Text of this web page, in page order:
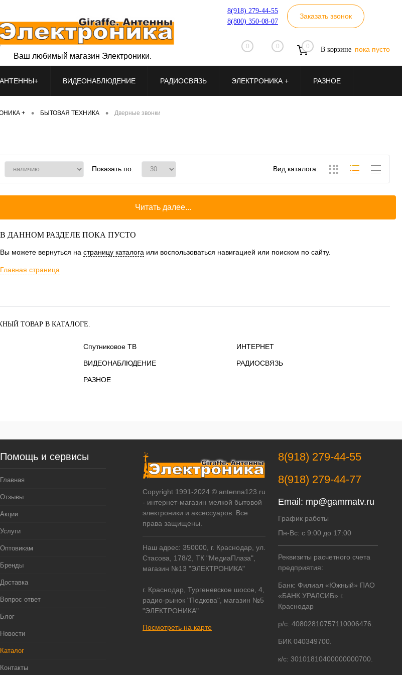
8(918) 279-44-55
8(800) 350-08-07
Заказать звонок
0 0 0 В корзине пока пусто
Ваш любимый магазин Электроники.
АНТЕННЫ+ ВИДЕОНАБЛЮДЕНИЕ РАДИОСВЯЗЬ ЭЛЕКТРОНИКА + РАЗНОЕ
+ • БЫТОВАЯ ТЕХНИКА • Дверные звонки
Показать по: Вид каталога:
Читать далее...
В ДАННОМ РАЗДЕЛЕ ПОКА ПУСТО
Вы можете вернуться на страницу каталога или воспользоваться навигацией или поиском по сайту.
Главная страница
ТОВАР В КАТАЛОГЕ.
Спутниковое ТВ ИНТЕРНЕТ
ВИДЕОНАБЛЮДЕНИЕ РАДИОСВЯЗЬ
РАЗНОЕ
Помощь и сервисы
Главная
Отзывы
Акции
Услуги
Оптовикам
Бренды
Доставка
Вопрос ответ
Блог
Новости
Каталог
Контакты
Copyright 1991-2024 © antenna123.ru
- интернет-магазин мелкой бытовой
электроники и аксессуаров. Все
права защищены.
Наш адрес: 350000, г. Краснодар, ул.
Стасова, 178/2, ТК "МедиаПлаза",
магазин №13 "ЭЛЕКТРОНИКА"
г. Краснодар, Тургеневское шоссе, 4,
радио-рынок "Подкова", магазин №5
"ЭЛЕКТРОНИКА"
Посмотреть на карте
8(918) 279-44-55
8(918) 279-44-77
Email: mp@gammatv.ru
График работы
Пн-Вс: с 9:00 до 17:00
Реквизиты расчетного счета
предприятия:
Банк: Филиал «Южный» ПАО
«БАНК УРАЛСИБ» г.
Краснодар
р/с: 40802810757110006476.
БИК 040349700.
к/с: 30101810400000000700.